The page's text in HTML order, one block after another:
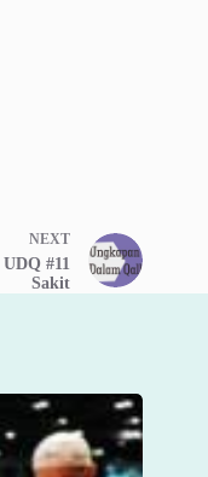
NEXT
#11
Sakit